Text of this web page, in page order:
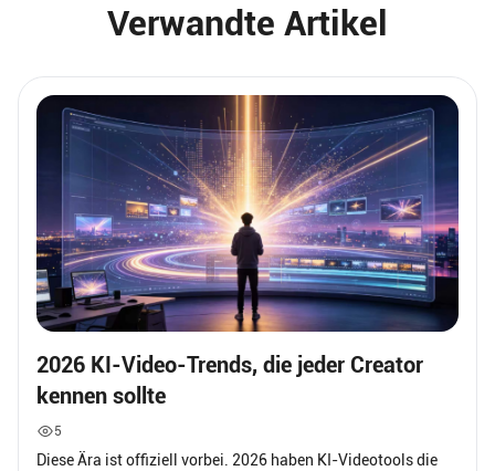
Verwandte Artikel
2026 KI-Video-Trends, die jeder Creator
kennen sollte
5
Diese Ära ist offiziell vorbei. 2026 haben KI-Videotools die